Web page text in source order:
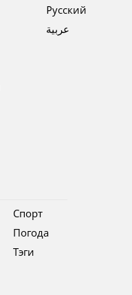
Pусский
عربية
Спорт
Погода
Тэги